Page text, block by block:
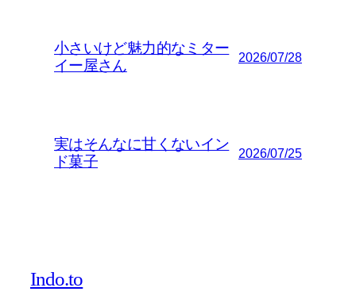
小さいけど魅力的なミター
イー屋さん
2026/07/28
実はそんなに甘くないイン
ド菓子
2026/07/25
Indo.to